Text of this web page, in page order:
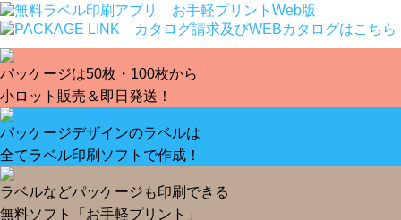
パッケージは50枚・100枚から
小ロット販売＆即日発送！
パッケージデザインのラベルは
全てラベル印刷ソフトで作成！
ラベルなどパッケージも印刷できる
無料ソフト「お手軽プリント」